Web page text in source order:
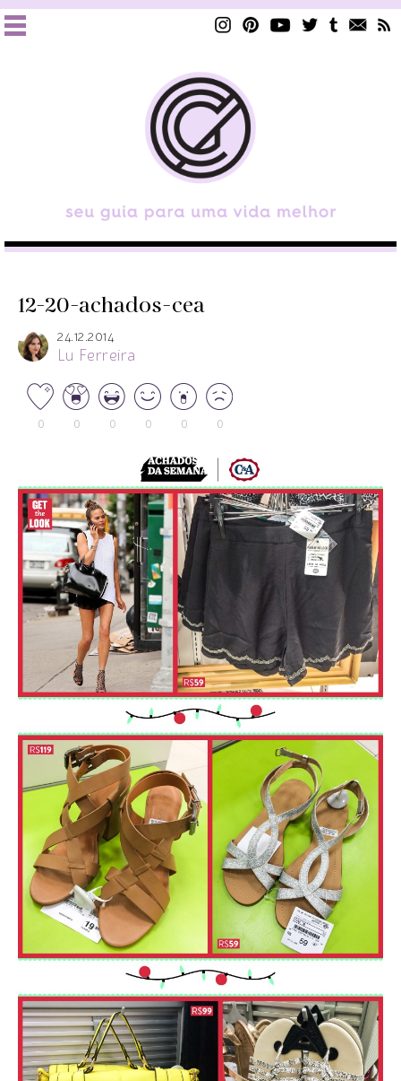
12-20-achados-cea
24.12.2014
Lu Ferreira
0 0 0 0 0 0